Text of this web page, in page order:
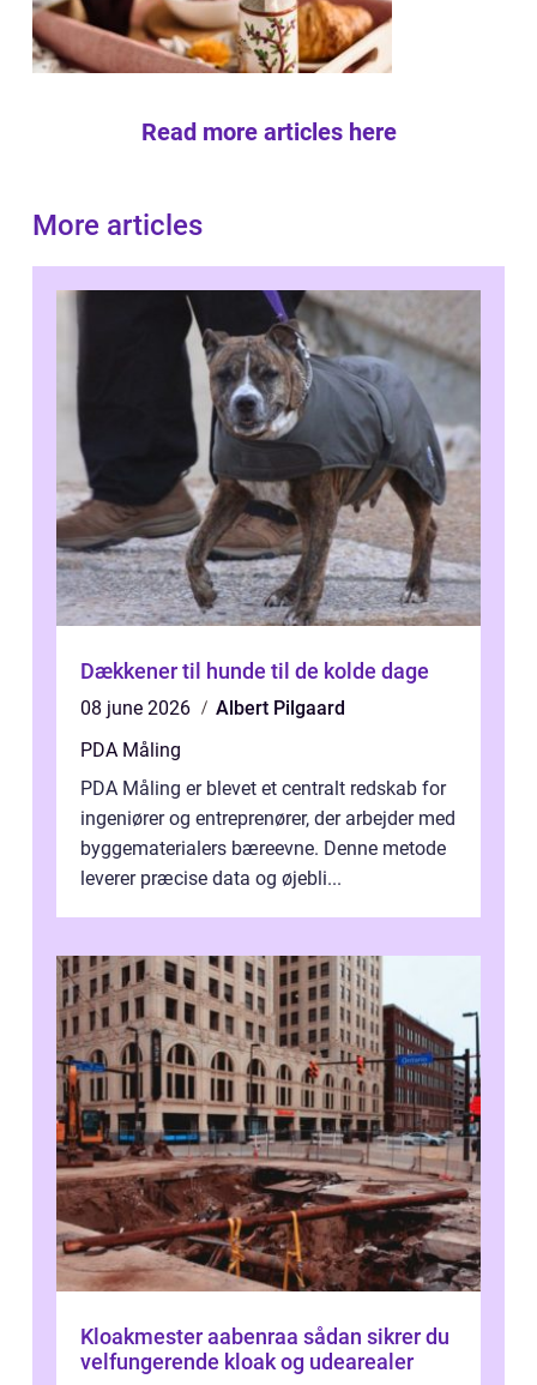
Read more articles here
More articles
Dækkener til hunde til de kolde dage
08 june 2026
Albert Pilgaard
PDA Måling
PDA Måling er blevet et centralt redskab for
ingeniører og entreprenører, der arbejder med
byggematerialers bæreevne. Denne metode
leverer præcise data og øjebli...
Kloakmester aabenraa sådan sikrer du
velfungerende kloak og udearealer